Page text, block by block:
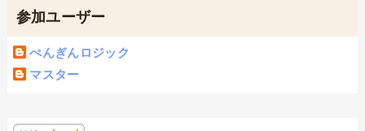
参加ユーザー
ぺんぎんロジック
マスター